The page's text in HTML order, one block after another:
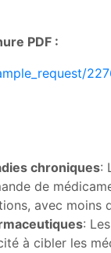
PDF :
chroniques:
de
avec
:
à cibler les